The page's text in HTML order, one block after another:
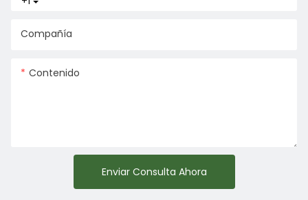
Compañía
Contenido
Enviar Consulta Ahora